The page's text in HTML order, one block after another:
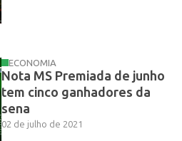
ECONOMIA
Nota MS Premiada de junho
tem cinco ganhadores da
sena
02 de julho de 2021